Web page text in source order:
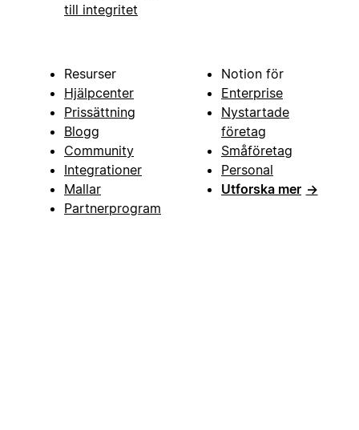
till integritet
Resurser
Hjälpcenter
Prissättning
Blogg
Community
Integrationer
Mallar
Partnerprogram
Notion för
Enterprise
Nystartade
företag
Småföretag
Personal
Utforska mer →